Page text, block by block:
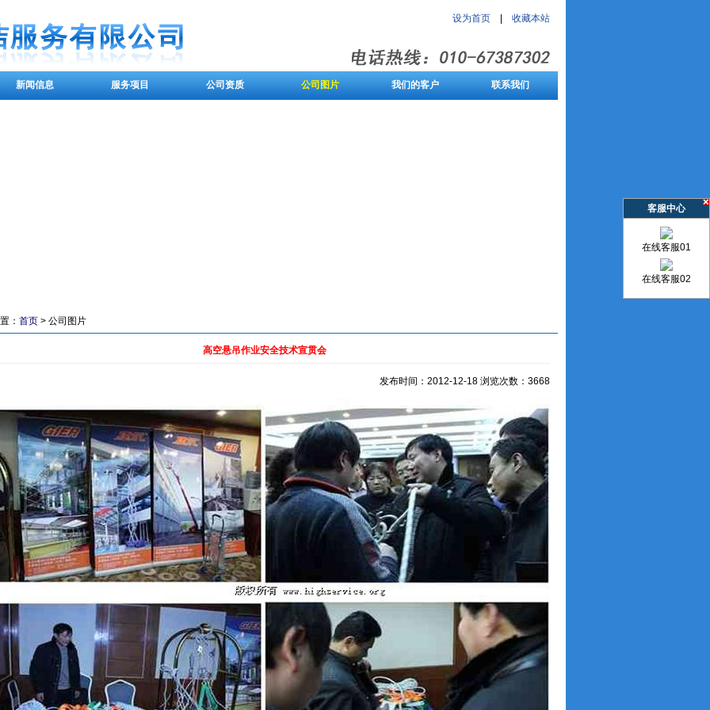
设为首页 收藏本站
新闻信息 服务项目 公司资质 公司图片 我们的客户 联系我们
： 首页 > 公司图片
高空悬吊作业安全技术宣贯会
发布时间：2012-12-18 浏览次数：3668
客服中心
在线客服01
在线客服02